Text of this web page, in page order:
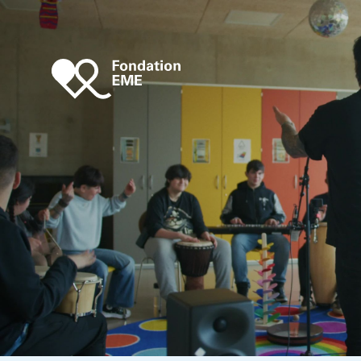
Aller au contenu principal